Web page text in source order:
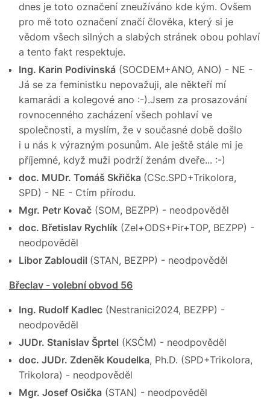
dnes je toto označení zneužíváno kde kým. Ovšem
pro mě toto označení značí člověka, který si je
vědom všech silných a slabých stránek obou pohlaví
a tento fakt respektuje.
Ing. Karin Podivinská (SOCDEM+ANO, ANO) - NE -
Já se za feministku nepovažuji, ale někteří mí
kamarádi a kolegové ano :-).Jsem za prosazování
rovnocenného zacházení všech pohlaví ve
společnosti, a myslím, že v současné době došlo
i u nás k výrazným posunům. Ale ještě stále mi je
příjemné, když muži podrží ženám dveře... :-)
doc. MUDr. Tomáš Skřička (CSc.SPD+Trikolora,
SPD) - NE - Ctím přírodu.
Mgr. Petr Kovač (SOM, BEZPP) - neodpověděl
doc. Břetislav Rychlík (Zel+ODS+Pir+TOP, BEZPP) -
neodpověděl
Libor Zabloudil (STAN, BEZPP) - neodpověděl
Břeclav - volební obvod 56
Ing. Rudolf Kadlec (Nestranici2024, BEZPP) -
neodpověděl
JUDr. Stanislav Šprtel (KSČM) - neodpověděl
doc. JUDr. Zdeněk Koudelka, Ph.D. (SPD+Trikolora,
Trikolora) - neodpověděl
Mgr. Josef Osička (STAN) - neodpověděl